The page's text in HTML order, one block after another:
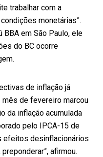
trabalhar com a
monetárias”.
BBA em São Paulo, ele
do BC ocorre
de inflação já
mês de fevereiro marcou
da inflação acumulada
pelo IPCA-15 de
efeitos desinflacionários
afirmou.